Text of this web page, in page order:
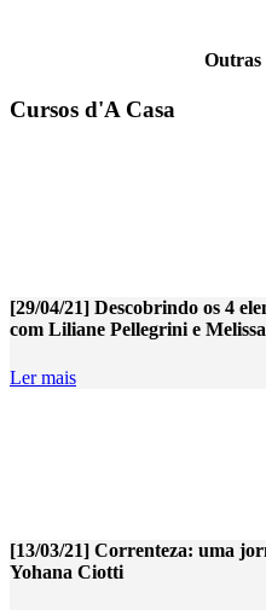
Outras
Cursos d'A Casa
[29/04/21] Descobrindo os 4
com Liliane Pellegrini e
Ler mais
[13/03/21] Correnteza: uma
Yohana Ciotti